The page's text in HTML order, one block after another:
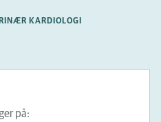
KARDIOLOGI
på: